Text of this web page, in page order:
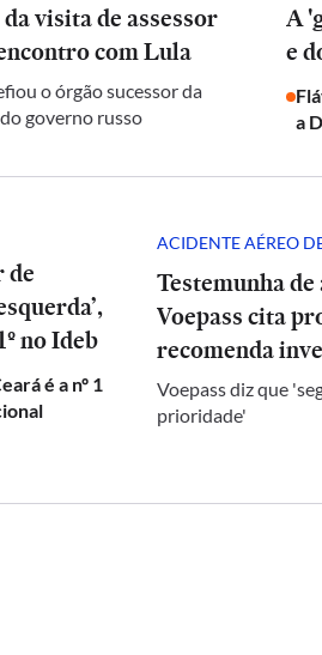
visita de assessor
com Lula
o órgão sucessor da
governo russo
A
e
a
de
no Ideb
é a nº 1
ACIDENTE AÉREO
Testemunha
Voepass cita
recomenda
Voepass diz que
prioridade'